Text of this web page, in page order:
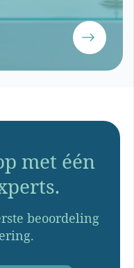
met één
beoordeling